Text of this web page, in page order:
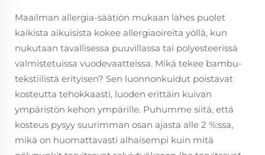
Maailman allergia-säätiön mukaan lähes puolet
kaikista aikuisista kokee allergiaoireita yöllä, kun
nukutaan tavallisessa puuvillassa tai polyes­teerissä
valmistetuissa vuodevaatteissa. Mikä tekee bambu­
tekstiilistä erityisen? Sen luonnonkuidut poistavat
kosteutta tehokkaasti, luoden erittäin kuivan
ympäristön kehon ympärille. Puhumme siitä, että
kosteus pysyy suurimman osan ajasta alle 2 %:ssa,
mikä on huomattavasti alhaisempi kuin mitä